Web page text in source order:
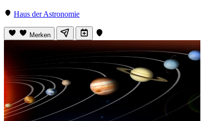
Haus der Astronomie
Merken